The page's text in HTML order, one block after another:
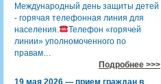
Международный день защиты детей
- горячая телефонная линия для
населения.
Телефон «горячей
линии» уполномоченного по
правам…
Подробнее >>>
19 мая 2026 — прием граждан в